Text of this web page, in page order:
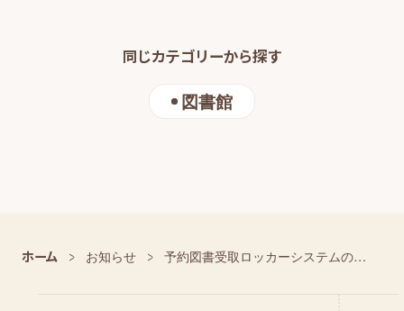
同じカテゴリーから探す
図書館
ホーム お知らせ 予約図書受取ロッカーシステムの一時停止について